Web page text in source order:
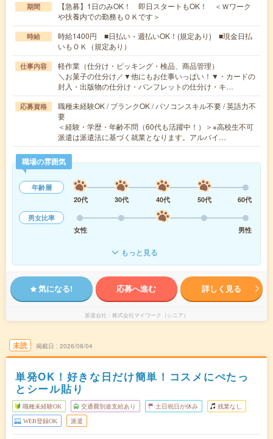
期間
【急募】1日のみOK！ 即日スタートもOK！ ＜Ｗワーク
や扶養内での勤務もＯＫです＞
時給
時給1400円 ■日払い・週払いOK！(規定あり) ■現金日払
いもＯＫ（規定あり）
仕事内容
軽作業（仕分け・ピッキング・検品、商品管理）
＼お菓子の仕分け／▼他にもお仕事いっぱい！▼・カードの
封入・出版物の仕分け・パンフレットの仕分け・キ…
応募資格
職種未経験OK / ブランクOK / パソコンスキル不要 / 英語力不
要
＜経験・学歴・年齢不問（60代も活躍中！）＞※高校生不可
派遣は派遣法に基づく就業となります。アルバイ…
職場の雰囲気
年齢層
20代
30代 40代 50代
60代
男女比率
女性
男性
もっと見る
気になる! 応募へ進む 詳しく見る
派遣会社 株式会社マイワーク（シニア）
未読 掲載日 2026/08/04
単発OK！好きな日だけ簡単！コスメにぺたっ
とシール貼り
職種未経験OK 交通費別途支給あり 土日祝日が休み 残業なし
WEB登録OK 派遣